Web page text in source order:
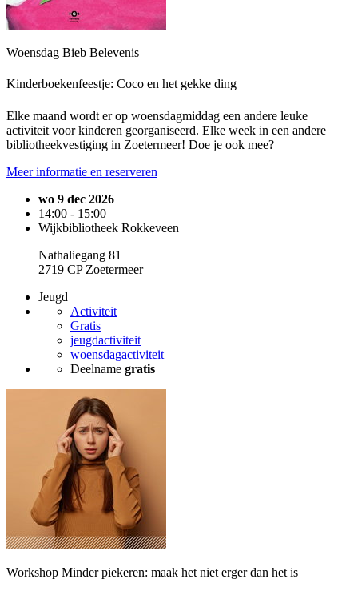
Woensdag Bieb Belevenis
Kinderboekenfeestje: Coco en het gekke ding
Elke maand wordt er op woensdagmiddag een andere leuke
activiteit voor kinderen georganiseerd. Elke week in een andere
bibliotheekvestiging in Zoetermeer! Doe je ook mee?
Meer informatie en reserveren
wo 9 dec 2026
14:00 - 15:00
Wijkbibliotheek Rokkeveen
Nathaliegang 81
2719 CP Zoetermeer
Jeugd
Activiteit
Gratis
jeugdactiviteit
woensdagactiviteit
Deelname gratis
Workshop Minder piekeren: maak het niet erger dan het is